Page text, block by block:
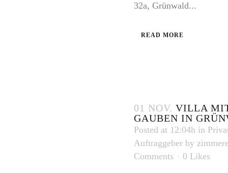
32a, Grünwald...
READ MORE
01 NOV. VILLA
GAUBEN IN
Posted at 12:04h in
Auftraggeber by
Comments
0 Likes